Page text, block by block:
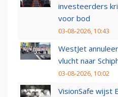
investeerders
voor bod
03-08-2026, 10:43
WestJet
vlucht naar
03-08-2026, 10:02
VisionSafe wijst